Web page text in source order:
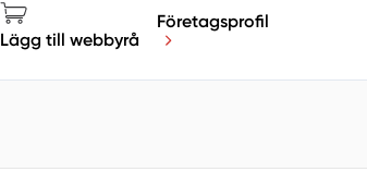
Lägg till webbyrå
Företagsprofil